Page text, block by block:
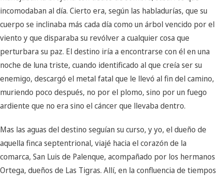
incomodaban al día. Cierto era, según las habladurías, que su
cuerpo se inclinaba más cada día como un árbol vencido por el
viento y que disparaba su revólver a cualquier cosa que
perturbara su paz. El destino iría a encontrarse con él en una
noche de luna triste, cuando identificado al que creía ser su
enemigo, descargó el metal fatal que le llevó al fin del camino,
muriendo poco después, no por el plomo, sino por un fuego
ardiente que no era sino el cáncer que llevaba dentro.
Mas las aguas del destino seguían su curso, y yo, el dueño de
aquella finca septentrional, viajé hacia el corazón de la
comarca, San Luis de Palenque, acompañado por los hermanos
Ortega, dueños de Las Tigras. Allí, en la confluencia de tiempos